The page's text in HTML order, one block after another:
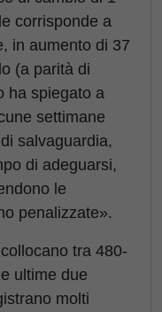
corrisponde a
in aumento di 37
(a parità di
ha spiegato a
settimane
salvaguardia,
di adeguarsi,
le
penalizzate».
tra 480-
ultime due
molti